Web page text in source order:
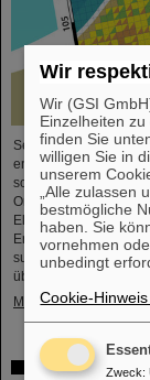
Seit der
entdeckt und in das
schlechthin,
Ordnungszahlen von
Element mit der
Erde vorkommt. Dies
superschweren
überhaupt – eine ...
Mehr »
Überprüfung
Wir
Wir (GSI
Einzelheiten
finden Sie
willigen Sie in
unserem
„Alle zulassen
bestmögliche
haben. Sie
vornehmen
unbedingt
Cookie-
Zweck: